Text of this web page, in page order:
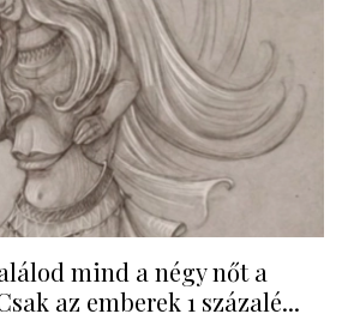
mind a négy nőt a
az emberek 1 százalé...